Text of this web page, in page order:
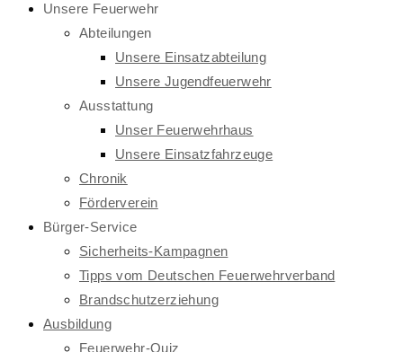
Unsere Feuerwehr
Abteilungen
Unsere Einsatzabteilung
Unsere Jugendfeuerwehr
Ausstattung
Unser Feuerwehrhaus
Unsere Einsatzfahrzeuge
Chronik
Förderverein
Bürger-Service
Sicherheits-Kampagnen
Tipps vom Deutschen Feuerwehrverband
Brandschutzerziehung
Ausbildung
Feuerwehr-Quiz